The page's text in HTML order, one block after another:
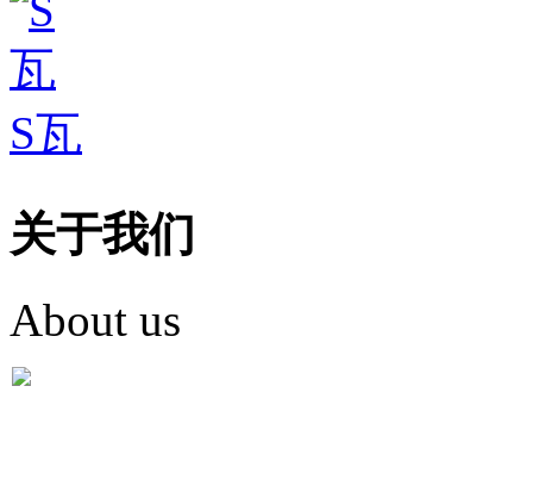
S瓦
关于我们
About us